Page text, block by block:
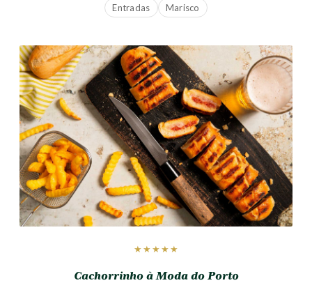
Entradas Marisco
★★★★★
Cachorrinho à Moda do Porto